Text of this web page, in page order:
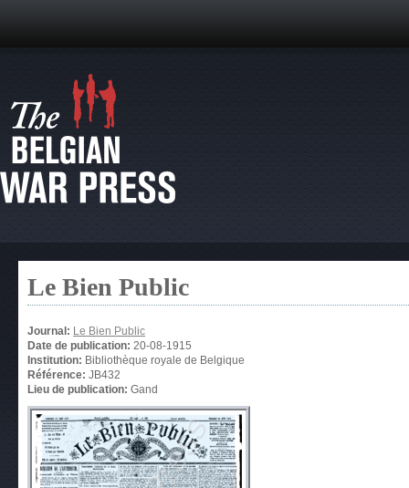
Le Bien Public
Journal: Le Bien Public
Date de publication: 20-08-1915
Institution: Bibliothèque royale de Belgique
Référence: JB432
Lieu de publication: Gand